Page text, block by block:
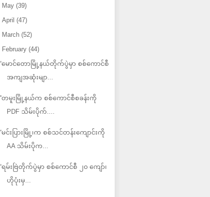
May (39)
April (47)
March (52)
February (44)
“မောင်တောမြို့နယ်တိုက်ပွဲမှာ စစ်ကောင်စီ
အကျအဆုံးမျာ...
''တမူးမြို့နယ်က စစ်ကောင်စီစခန်းကို
PDF သိမ်းပိုက်....
“မင်းပြားမြို့၊က စစ်သင်တန်းကျောင်းကို
AA သိမ်းပိုက...
“ရမ်းဗြဲတိုက်ပွဲမှာ စစ်ကောင်စီ ၂၀ ကျော်၊
ဟိုပုံးမှ...